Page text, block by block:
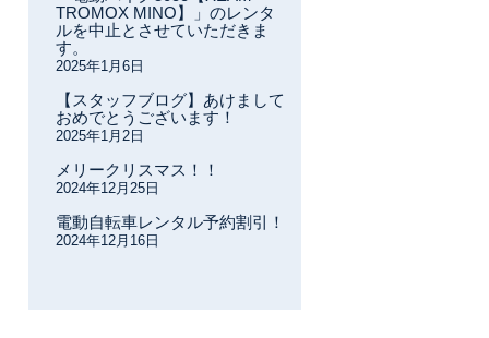
TROMOX MINO】」のレンタ
ルを中止とさせていただきま
す。
2025年1月6日
【スタッフブログ】あけまして
おめでとうございます！
2025年1月2日
メリークリスマス！！
2024年12月25日
電動自転車レンタル予約割引！
2024年12月16日